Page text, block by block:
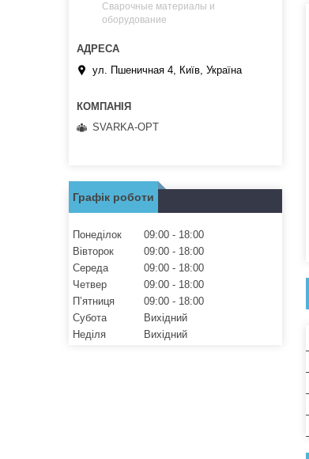
Сварочные материалы и
оборудование
ул. Пшеничная 4, Київ, Україна
SVARKA-OPT
Графік роботи
Понеділок 09:00
18:00
Вівторок
09:00
18:00
Середа
09:00
18:00
Четвер
09:00
18:00
Пʼятниця
09:00
18:00
Субота
Вихідний
Неділя
Вихідний